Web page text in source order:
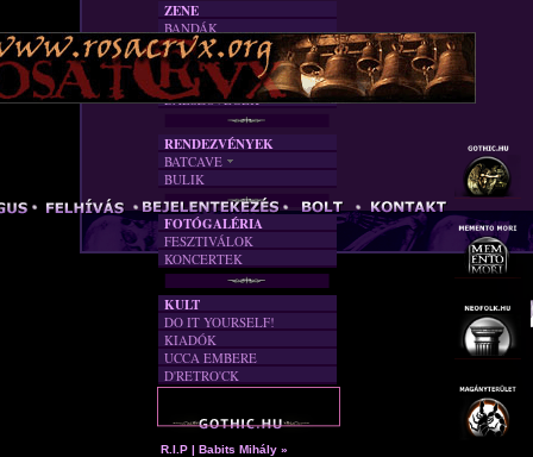
ZENE
BANDÁK
DVD
INTERJÚK
FORDÍTÁSOK
DALSZÖVEGEK
RENDEZVÉNYEK
BATCAVE
AKTUÁLIS
A MÚLT
BULIK
FOTÓGALÉRIA
FESZTIVÁLOK
KONCERTEK
KULT
DO IT YOURSELF!
KIADÓK
UCCA EMBERE
D'RETRO'CK
R.I.P | Babits Mihály »